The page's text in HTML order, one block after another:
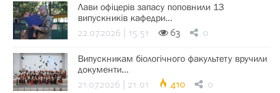
Лави офіцерів запасу поповнили 13
випускників кафедри…
22.07.2026 | 15:51 63 0
Випускникам біологічного факультету вручили
документи…
21.07.2026 | 21:01 410 0